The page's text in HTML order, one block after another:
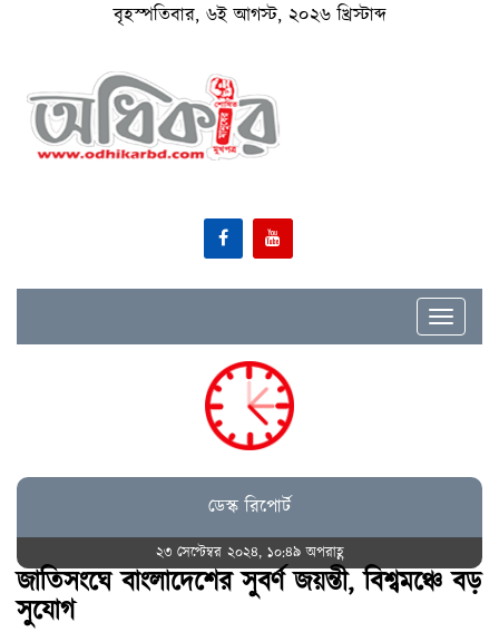
বৃহস্পতিবার, ৬ই আগস্ট, ২০২৬ খ্রিস্টাব্দ
Toggle
ডেস্ক রিপোর্ট
২৩ সেপ্টেম্বর ২০২৪, ১০:৪৯ অপরাহ্ণ
জাতিসংঘে বাংলাদেশের সুবর্ণ জয়ন্তী, বিশ্বমঞ্চে বড়
সুযোগ